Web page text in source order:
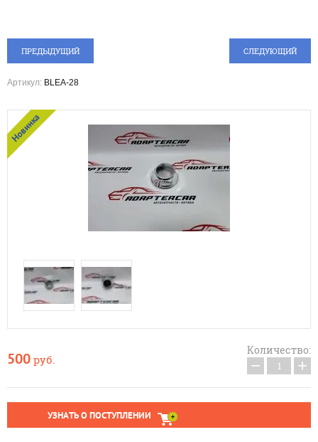
ПРЕДЫДУЩИЙ СЛЕДУЮЩИЙ
Артикул: BLEA-28
Новинка
500 руб.
Количество:
− +
УЗНАТЬ О ПОСТУПЛЕНИИ